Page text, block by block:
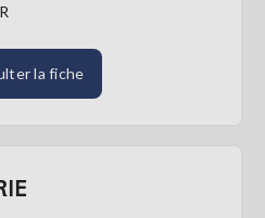
la fiche